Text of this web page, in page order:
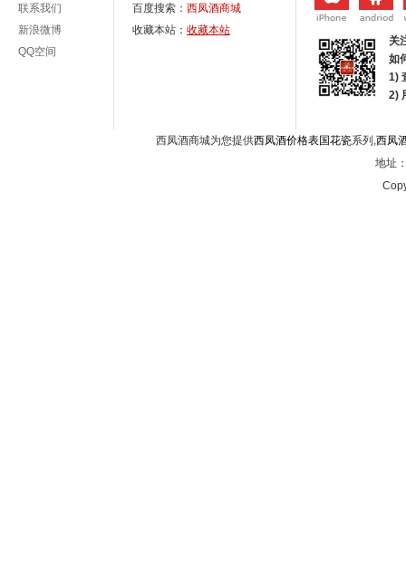
联系我们
新浪微博
QQ空间
百度搜索： 西凤酒商城
收藏本站： 收藏本站
关
如
1)
2)
西凤酒商城为您提供西凤酒价格表国花瓷系列, 西凤
地址